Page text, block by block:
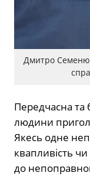
Дмитро
Передчасна та
людини
Якесь одне
квапливість
до